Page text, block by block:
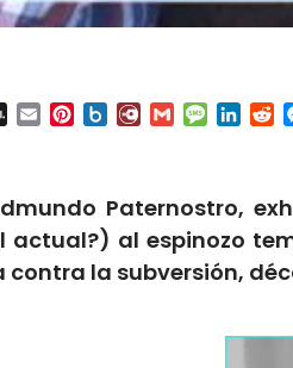
AOL Email Pinterest
Box.netDiary.RuGmailMessage
Paternostro,
actual?) al espinozo
contra la subversión,